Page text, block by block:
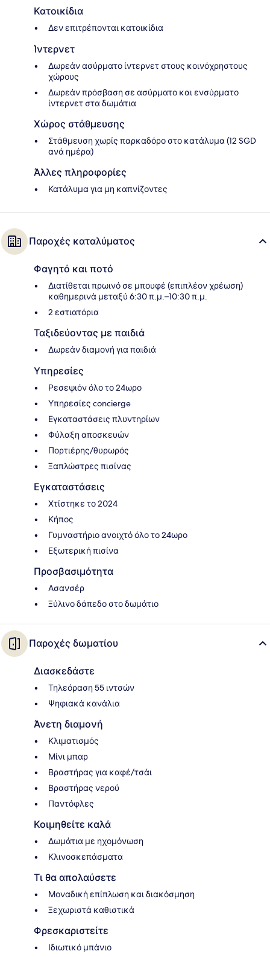
Κατοικίδια
Δεν επιτρέπονται κατοικίδια
Ίντερνετ
Δωρεάν ασύρματο ίντερνετ στους κοινόχρηστους
χώρους
Δωρεάν πρόσβαση σε ασύρματο και ενσύρματο
ίντερνετ στα δωμάτια
Χώρος στάθμευσης
Στάθμευση χωρίς παρκαδόρο στο κατάλυμα (12 SGD
ανά ημέρα)
Άλλες πληροφορίες
Κατάλυμα για μη καπνίζοντες
Παροχές καταλύματος
Φαγητό και ποτό
Διατίθεται πρωινό σε μπουφέ (επιπλέον χρέωση)
καθημερινά μεταξύ 6:30 π.μ.–10:30 π.μ.
2 εστιατόρια
Ταξιδεύοντας με παιδιά
Δωρεάν διαμονή για παιδιά
Υπηρεσίες
Ρεσεψιόν όλο το 24ωρο
Υπηρεσίες concierge
Εγκαταστάσεις πλυντηρίων
Φύλαξη αποσκευών
Πορτιέρης/θυρωρός
Ξαπλώστρες πισίνας
Εγκαταστάσεις
Χτίστηκε το 2024
Κήπος
Γυμναστήριο ανοιχτό όλο το 24ωρο
Εξωτερική πισίνα
Προσβασιμότητα
Ασανσέρ
Ξύλινο δάπεδο στο δωμάτιο
Παροχές δωματίου
Διασκεδάστε
Τηλεόραση 55 ιντσών
Ψηφιακά κανάλια
Άνετη διαμονή
Κλιματισμός
Μίνι μπαρ
Βραστήρας για καφέ/τσάι
Βραστήρας νερού
Παντόφλες
Κοιμηθείτε καλά
Δωμάτια με ηχομόνωση
Κλινοσκεπάσματα
Τι θα απολαύσετε
Μοναδική επίπλωση και διακόσμηση
Ξεχωριστά καθιστικά
Φρεσκαριστείτε
Ιδιωτικό μπάνιο